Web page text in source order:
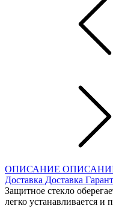
ОПИСАНИЕ
Доставка Доставка
Защитное стекло
легко устанавливается и